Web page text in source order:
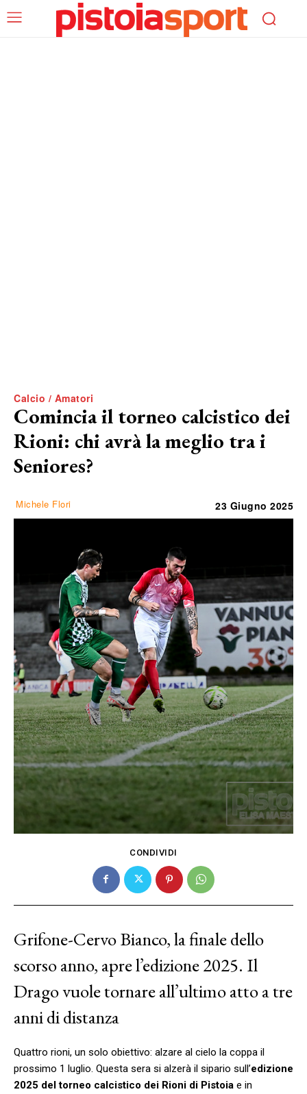
Calcio / Amatori
Comincia il torneo calcistico dei
Rioni: chi avrà la meglio tra i
Seniores?
Michele Flori 23 Giugno 2025
CONDIVIDI
Grifone-Cervo Bianco, la finale dello
scorso anno, apre l’edizione 2025. Il
Drago vuole tornare all’ultimo atto a tre
anni di distanza
Quattro rioni, un solo obiettivo: alzare al cielo la coppa il
prossimo 1 luglio. Questa sera si alzerà il sipario sull’edizione
2025 del torneo calcistico dei Rioni di Pistoia e in